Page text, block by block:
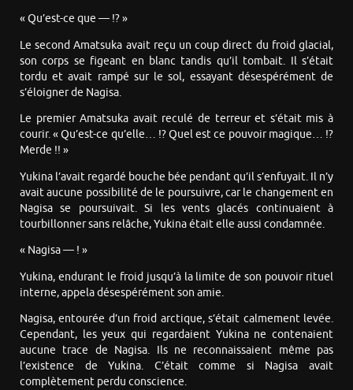
« Qu’est-ce que — !? »
Le second Amatsuka avait reçu un coup direct du froid glacial,
son corps se figeant en blanc tandis qu’il tombait. Il s’était
tordu et avait rampé sur le sol, essayant désespérément de
s’éloigner de Nagisa.
Le premier Amatsuka avait reculé de terreur et s’était mis à
courir. « Qu’est-ce qu’elle… !? Quel est ce pouvoir magique… !?
Merde !! »
Yukina l’avait regardé bouche bée pendant qu’il s’enfuyait. Il n’y
avait aucune possibilité de le poursuivre, car le changement en
Nagisa se poursuivait. Si les vents glacés continuaient à
tourbillonner sans relâche, Yukina était elle aussi condamnée.
« Nagisa — ! »
Yukina, endurant le froid jusqu’à la limite de son pouvoir rituel
interne, appela désespérément son amie.
Nagisa, entourée d’un froid arctique, s’était calmement levée.
Cependant, les yeux qui regardaient Yukina ne contenaient
aucune trace de Nagisa. Ils ne reconnaissaient même pas
l’existence de Yukina. C’était comme si Nagisa avait
complètement perdu conscience.